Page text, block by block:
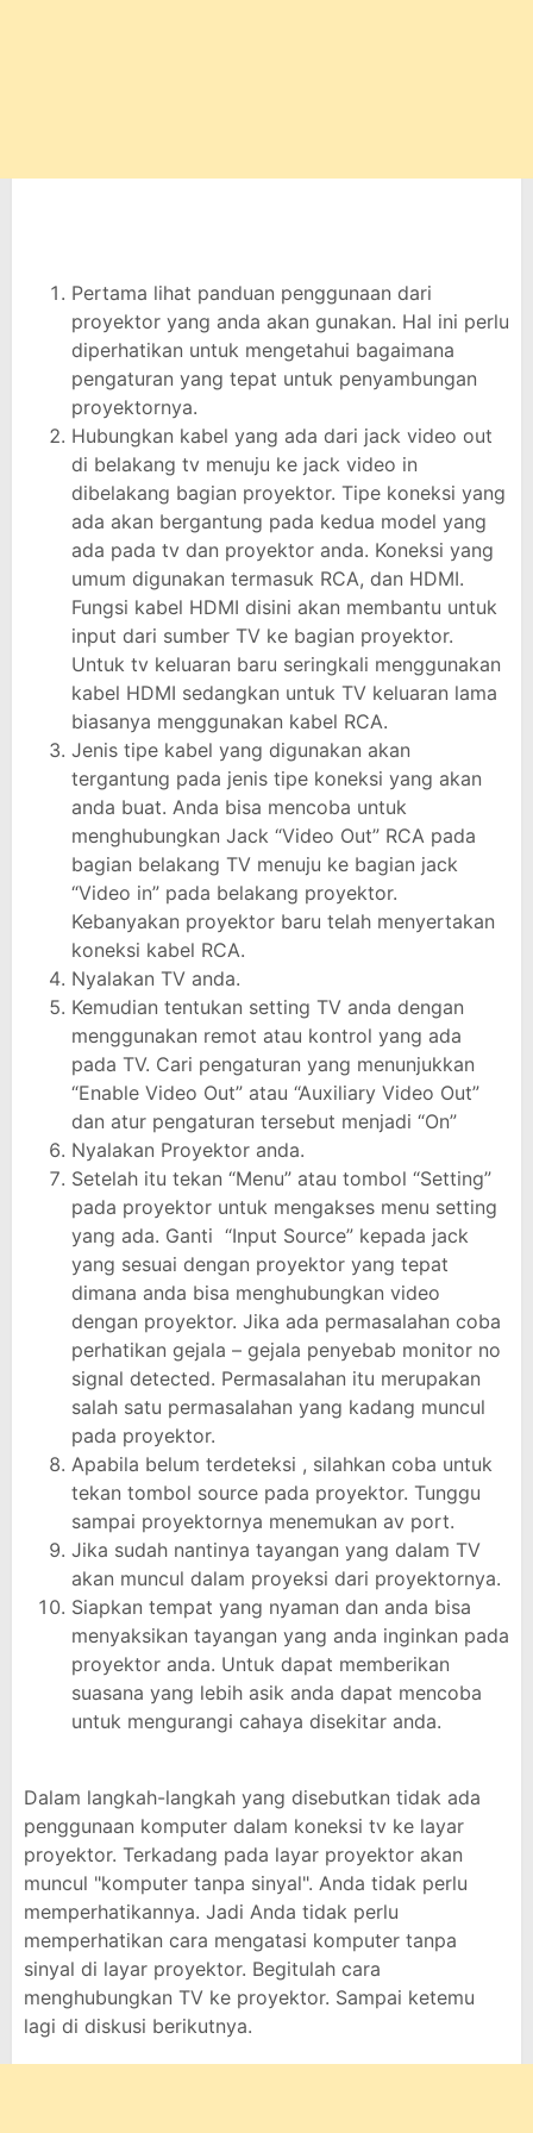
Pertama lihat panduan penggunaan dari
proyektor yang anda akan gunakan. Hal ini perlu
diperhatikan untuk mengetahui bagaimana
pengaturan yang tepat untuk penyambungan
proyektornya.
Hubungkan kabel yang ada dari jack video out
di belakang tv menuju ke jack video in
dibelakang bagian proyektor. Tipe koneksi yang
ada akan bergantung pada kedua model yang
ada pada tv dan proyektor anda. Koneksi yang
umum digunakan termasuk RCA, dan HDMI.
Fungsi kabel HDMI disini akan membantu untuk
input dari sumber TV ke bagian proyektor.
Untuk tv keluaran baru seringkali menggunakan
kabel HDMI sedangkan untuk TV keluaran lama
biasanya menggunakan kabel RCA.
Jenis tipe kabel yang digunakan akan
tergantung pada jenis tipe koneksi yang akan
anda buat. Anda bisa mencoba untuk
menghubungkan Jack “Video Out” RCA pada
bagian belakang TV menuju ke bagian jack
“Video in” pada belakang proyektor.
Kebanyakan proyektor baru telah menyertakan
koneksi kabel RCA.
Nyalakan TV anda.
Kemudian tentukan setting TV anda dengan
menggunakan remot atau kontrol yang ada
pada TV. Cari pengaturan yang menunjukkan
“Enable Video Out” atau “Auxiliary Video Out”
dan atur pengaturan tersebut menjadi “On”
Nyalakan Proyektor anda.
Setelah itu tekan “Menu” atau tombol “Setting”
pada proyektor untuk mengakses menu setting
yang ada. Ganti “Input Source” kepada jack
yang sesuai dengan proyektor yang tepat
dimana anda bisa menghubungkan video
dengan proyektor. Jika ada permasalahan coba
perhatikan gejala – gejala penyebab monitor no
signal detected. Permasalahan itu merupakan
salah satu permasalahan yang kadang muncul
pada proyektor.
Apabila belum terdeteksi , silahkan coba untuk
tekan tombol source pada proyektor. Tunggu
sampai proyektornya menemukan av port.
Jika sudah nantinya tayangan yang dalam TV
akan muncul dalam proyeksi dari proyektornya.
Siapkan tempat yang nyaman dan anda bisa
menyaksikan tayangan yang anda inginkan pada
proyektor anda. Untuk dapat memberikan
suasana yang lebih asik anda dapat mencoba
untuk mengurangi cahaya disekitar anda.
Dalam langkah-langkah yang disebutkan tidak ada
penggunaan komputer dalam koneksi tv ke layar
proyektor. Terkadang pada layar proyektor akan
muncul "komputer tanpa sinyal". Anda tidak perlu
memperhatikannya. Jadi Anda tidak perlu
memperhatikan cara mengatasi komputer tanpa
sinyal di layar proyektor. Begitulah cara
menghubungkan TV ke proyektor. Sampai ketemu
lagi di diskusi berikutnya.